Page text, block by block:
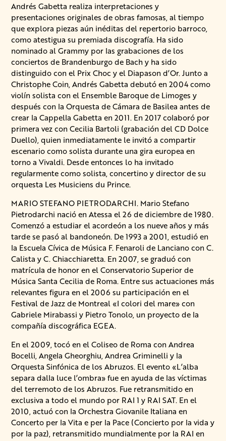
Andrés Gabetta realiza interpretaciones y
presentaciones originales de obras famosas, al tiempo
que explora piezas aún inéditas del repertorio barroco,
como atestigua su premiada discografía. Ha sido
nominado al Grammy por las grabaciones de los
conciertos de Brandenburgo de Bach y ha sido
distinguido con el Prix Choc y el Diapason d’Or. Junto a
Christophe Coin, Andrés Gabetta debutó en 2004 como
violín solista con el Ensemble Baroque de Limoges y
después con la Orquesta de Cámara de Basilea antes de
crear la Cappella Gabetta en 2011. En 2017 colaboró por
primera vez con Cecilia Bartoli (grabación del CD Dolce
Duello), quien inmediatamente le invitó a compartir
escenario como solista durante una gira europea en
torno a Vivaldi. Desde entonces lo ha invitado
regularmente como solista, concertino y director de su
orquesta Les Musiciens du Prince.
MARIO STEFANO PIETRODARCHI. Mario Stefano
Pietrodarchi nació en Atessa el 26 de diciembre de 1980.
Comenzó a estudiar el acordeón a los nueve años y más
tarde se pasó al bandoneón. De 1993 a 2001, estudió en
la Escuela Cívica de Música F. Fenaroli de Lanciano con C.
Calista y C. Chiacchiaretta. En 2007, se graduó con
matrícula de honor en el Conservatorio Superior de
Música Santa Cecilia de Roma. Entre sus actuaciones más
relevantes figura en el 2006 su participación en el
Festival de Jazz de Montreal «I colori del mare» con
Gabriele Mirabassi y Pietro Tonolo, un proyecto de la
compañía discográfica EGEA.
En el 2009, tocó en el Coliseo de Roma con Andrea
Bocelli, Angela Gheorghiu, Andrea Griminelli y la
Orquesta Sinfónica de los Abruzos. El evento «L’alba
separa dalla luce l’ombra» fue en ayuda de las víctimas
del terremoto de los Abruzos. Fue retransmitido en
exclusiva a todo el mundo por RAI 1 y RAI SAT. En el
2010, actuó con la Orchestra Giovanile Italiana en
Concerto per la Vita e per la Pace (Concierto por la vida y
por la paz), retransmitido mundialmente por la RAI en